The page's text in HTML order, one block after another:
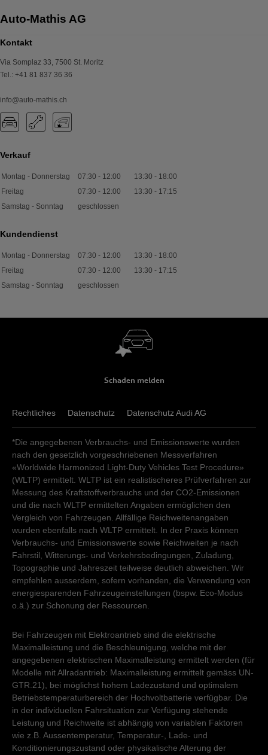
Kontakt
Via Somplaz 33, 7500 St. Moritz
Tel.: +41 81 837 36 36
info@auto-mathis.ch
Verkauf
Montag - Donnerstag 07:30 - 12:00 13:30 - 18:00
Freitag
07:30 - 12:00 13:30 - 17:15
Samstag - Sonntag
geschlossen
Kundendienst
Montag - Donnerstag 07:30 - 12:00 13:30 - 18:00
Freitag
07:30 - 12:00 13:30 - 17:15
Samstag - Sonntag
geschlossen
Schaden melden
Rechtliches Datenschutz Datenschutz Audi AG
*Die angegebenen Verbrauchs- und Emissionswerte wurden
nach den gesetzlich vorgeschriebenen Messverfahren
«Worldwide Harmonized Light-Duty Vehicles Test Procedure»
(WLTP) ermittelt. WLTP ist ein realistischeres Prüfverfahren zur
Messung des Kraftstoffverbrauchs und der CO2-Emissionen
und die nach WLTP ermittelten Angaben ermöglichen den
Vergleich von Fahrzeugen. Allfällige Reichweitenangaben
wurden ebenfalls nach WLTP ermittelt. In der Praxis können
Verbrauchs- und Emissionswerte sowie Reichweiten je nach
Fahrstil, Witterungs- und Verkehrsbedingungen, Zuladung,
Topographie und Jahreszeit teilweise deutlich abweichen. Wir
empfehlen ausserdem, sofern vorhanden, die Verwendung von
energiesparenden Fahrzeugeinstellungen (bspw. Eco-Modus
o.ä.) zur Schonung der Ressourcen.
Bei Fahrzeugen mit Elektroantrieb sind die elektrische
Maximalleistung und die Beschleunigung, welche mit der
angegebenen elektrischen Maximalleistung ermittelt werden (für
Modelle mit Allradantrieb: Maximalleistung ermittelt gemäss UN-
GTR.21), bei möglichst hohem Ladezustand und optimalem
Betriebstemperaturbereich der Hochvoltbatterie verfügbar. Die
in der individuellen Fahrsituation zur Verfügung stehende
Leistung und Reichweite ist abhängig von variablen Faktoren
wie z.B. Aussentemperatur, Temperatur-, Lade- und
Konditionierungszustand oder physikalische Alterung der